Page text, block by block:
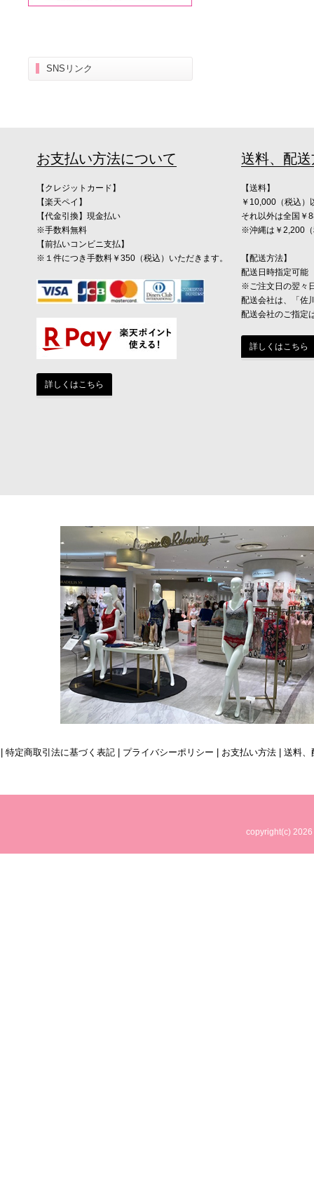
SNSリンク
お支払い方法について 送料、配
【クレジットカード】
【楽天ペイ】
【代金引換】現金払い
※手数料無料
【前払いコンビニ支払】
※１件につき手数料￥350（税込）いただきます。
詳しくはこちら
【送料】
￥10,000（税込）
それ以外は全国￥
※沖縄は￥2,200
【配送方法】
配送日時指定可能
※ご注文日の翌々
配送会社は、「佐
配送会社のご指定
詳しくはこちら
| 特定商取引法に基づく表記| プライバシーポリシー | お支払い方法| 送料、
copyright(c)